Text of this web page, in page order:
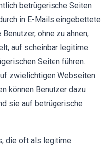
betrügerische Seiten
in E-Mails eingebettete
ohne zu ahnen,
auf scheinbar legitime
Seiten führen.
zwielichtigen Webseiten
können Benutzer dazu
sie auf betrügerische
die oft als legitime